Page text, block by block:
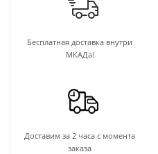
Бесплатная доставка внутри
МКАДа!
Доставим за 2 часа с момента
заказа